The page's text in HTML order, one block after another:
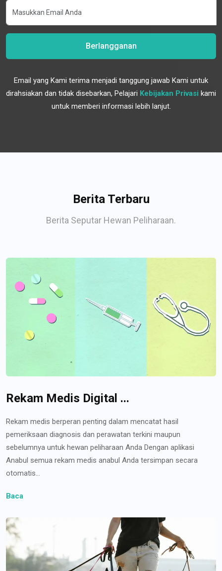
Berlangganan
Email yang Kami terima menjadi tanggung jawab Kami untuk
dirahsiakan dan tidak disebarkan, Pelajari Kebijakan Privasi kami
untuk memberi informasi lebih lanjut.
Berita Terbaru
Berita Seputar Hewan Peliharaan.
Rekam Medis Digital ...
Rekam medis berperan penting dalam mencatat hasil
pemeriksaan diagnosis dan perawatan terkini maupun
sebelumnya untuk hewan peliharaan Anda Dengan aplikasi
Anabul semua rekam medis anabul Anda tersimpan secara
otomatis...
Baca